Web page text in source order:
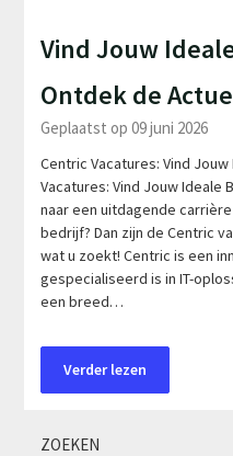
Vind Jouw
Ontdek de
Geplaatst op 09 juni 2026
Centric Vacatures: Vind
Vacatures: Vind Jouw Ideale
naar een uitdagende
bedrijf? Dan zijn de Centric
wat u zoekt! Centric is een
gespecialiseerd is in IT-
een breed…
Verder lezen
ZOEKEN